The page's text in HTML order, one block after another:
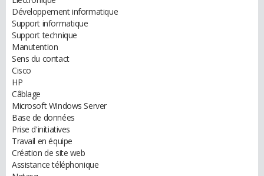
Développement informatique
Support informatique
Support technique
Manutention
Sens du contact
Cisco
HP
Câblage
Microsoft Windows Server
Base de données
Prise d'initiatives
Travail en équipe
Création de site web
Assistance téléphonique